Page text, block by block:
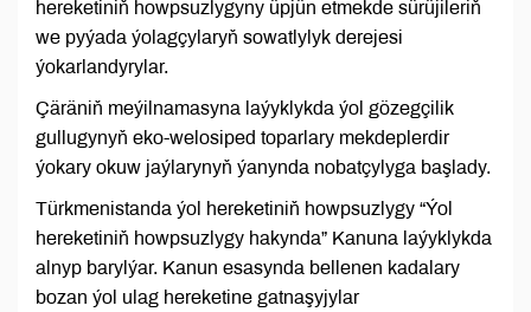
hereketiniň howpsuzlygyny üpjün etmekde sürüjileriň
we pyýada ýolagçylaryň sowatlylyk derejesi
ýokarlandyrylar.
Çäräniň meýilnamasyna laýyklykda ýol gözegçilik
gullugynyň eko-welosiped toparlary mekdeplerdir
ýokary okuw jaýlarynyň ýanynda nobatçylyga başlady.
Türkmenistanda ýol hereketiniň howpsuzlygy “Ýol
hereketiniň howpsuzlygy hakynda” Kanuna laýyklykda
alnyp barylýar. Kanun esasynda bellenen kadalary
bozan ýol ulag hereketine gatnaşyjylar